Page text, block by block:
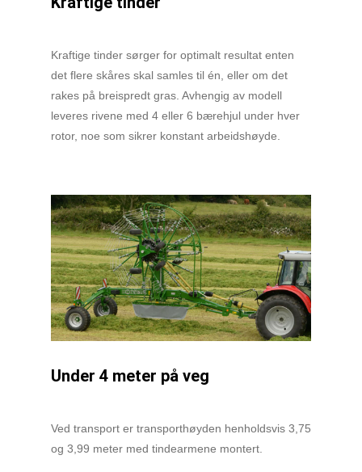
Kraftige tinder sørger for optimalt resultat enten
det flere skåres skal samles til én, eller om det
rakes på breispredt gras. Avhengig av modell
leveres rivene med 4 eller 6 bærehjul under hver
rotor, noe som sikrer konstant arbeidshøyde.
Under 4 meter på veg
Ved transport er transporthøyden henholdsvis 3,75
og 3,99 meter med tindearmene montert.